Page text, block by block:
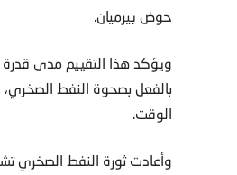
حوض بيرميان.
ويؤكد هذا التقييم مدى قدرة
بالفعل بصحوة النفط
الوقت.
وأعادت ثورة النفط الصخري